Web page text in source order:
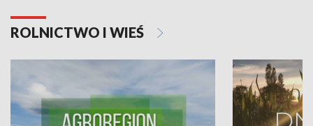
ROLNICTWO I WIEŚ